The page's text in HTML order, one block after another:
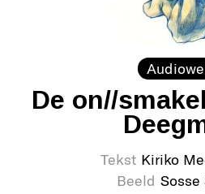
De on//
Tekst Kiriko
Beeld Sosse